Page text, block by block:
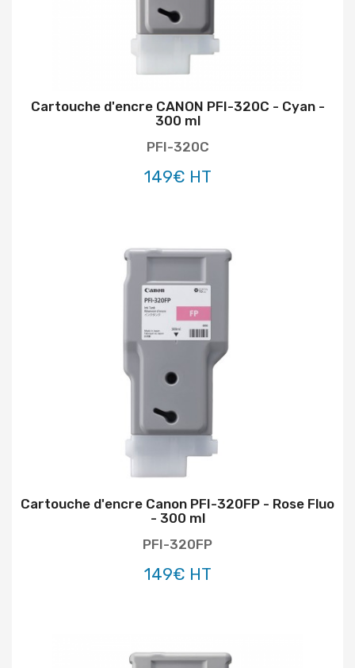
Cartouche d'encre CANON PFI-320C - Cyan -
300 ml
PFI-320C
149€ HT
Cartouche d'encre Canon PFI-320FP - Rose Fluo
- 300 ml
PFI-320FP
149€ HT